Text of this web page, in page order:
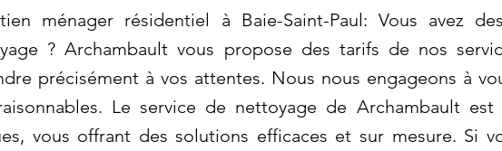
ménager résidentiel à Baie-Saint-Paul: Vous avez
? Archambault vous propose des tarifs de nos
précisément à vos attentes. Nous nous engageons à
Le service de nettoyage de Archambault
vous offrant des solutions efficaces et sur mesure. Si